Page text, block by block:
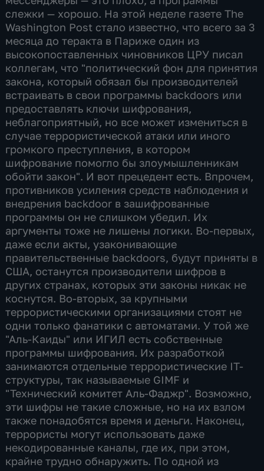
слежки — хорошо. На этой неделе газете The
Washington Post стало известно, что всего за 3
месяца до теракта в Париже один из
высокопоставленных чиновников ЦРУ писал
коллегам, что "политический фон для принятия
закона, который обязал бы производителей
встраивать в свои программы backdoors или
предоставлять ключи шифрования,
неблагоприятный, но все может измениться в
случае террористической атаки или иного
громкого преступления, в котором
шифрование помогло бы злоумышленникам
обойти закон". И вот прецедент есть. Впрочем,
противников усиления средств наблюдения и
внедрения backdoor в зашифрованные
программы он не слишком убедил. Их
аргументы тоже не лишены логики. Во-первых,
даже если акты, узаконивающие
правительственные backdoors, будут приняты в
США, останутся производители шифров в
других странах, которых эти законы никак не
коснутся. Во-вторых, за крупными
террористическими организациями стоят не
одни только фанатики с автоматами. У той же
"Аль-Каиды" или ИГИЛ есть собственные
программы шифрования. Их разработкой
занимаются отдельные террористические IT-
структуры, так называемые GIMF и
"Технический комитет Аль-Фаджр". Возможно,
эти шифры не такие сложные, но на их взлом
также понадобятся время и деньги. Наконец,
террористы могут использовать даже
некодированные каналы, где их, при этом,
крайне трудно обнаружить. По одной из